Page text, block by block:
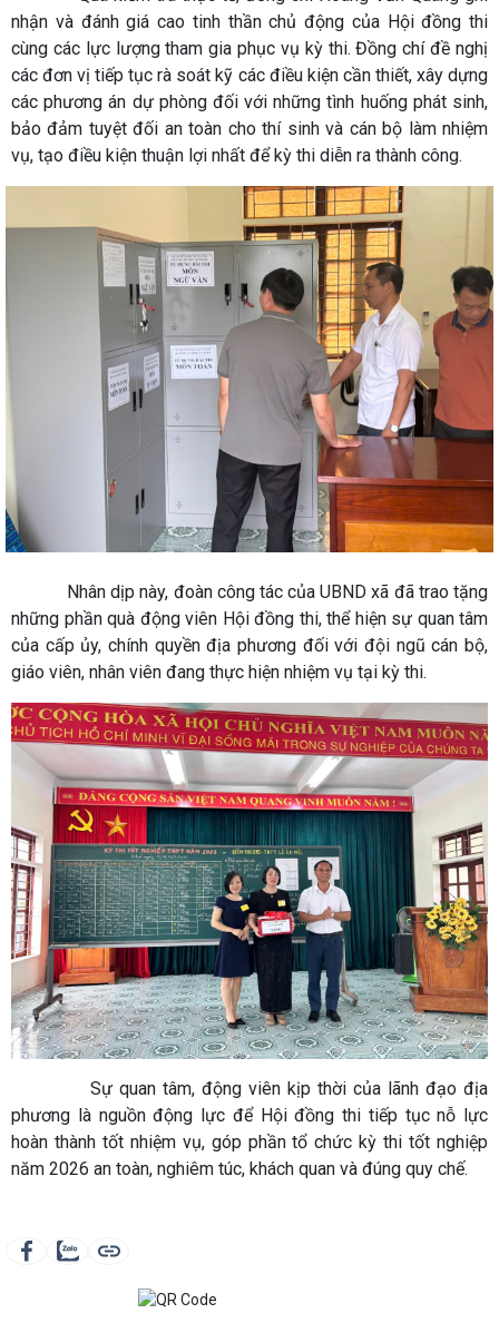
nhận và đánh giá cao tinh thần chủ động của Hội đồng thi
cùng các lực lượng tham gia phục vụ kỳ thi. Đồng chí đề nghị
các đơn vị tiếp tục rà soát kỹ các điều kiện cần thiết, xây dựng
các phương án dự phòng đối với những tình huống phát sinh,
bảo đảm tuyệt đối an toàn cho thí sinh và cán bộ làm nhiệm
vụ, tạo điều kiện thuận lợi nhất để kỳ thi diễn ra thành công.
Nhân dịp này, đoàn công tác của UBND xã đã trao tặng
những phần quà động viên Hội đồng thi, thể hiện sự quan tâm
của cấp ủy, chính quyền địa phương đối với đội ngũ cán bộ,
giáo viên, nhân viên đang thực hiện nhiệm vụ tại kỳ thi.
Sự quan tâm, động viên kịp thời của lãnh đạo địa
phương là nguồn động lực để Hội đồng thi tiếp tục nỗ lực
hoàn thành tốt nhiệm vụ, góp phần tổ chức kỳ thi tốt nghiệp
năm 2026 an toàn, nghiêm túc, khách quan và đúng quy chế.